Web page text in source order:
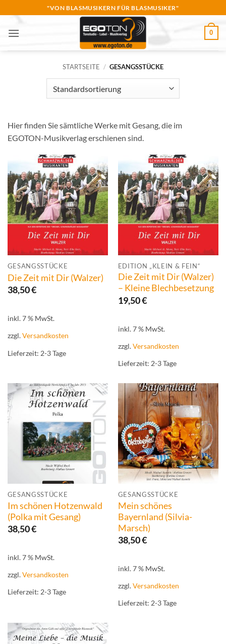
Inhalt
springen
"VON BLASMUSIKERN FÜR BLASMUSIKER"
0
STARTSEITE / GESANGSSTÜCKE
Hier finden Sie sämtliche Werke mit Gesang, die im
EGOTON-Musikverlag erschienen sind.
GESANGSSTÜCKE
Die Zeit mit Dir (Walzer)
38,50€
inkl. 7 % MwSt.
zzgl.Versandkosten
Lieferzeit: 2-3 Tage
EDITION „KLEIN & FEIN“
Die Zeit mit Dir (Walzer)
– Kleine Blechbesetzung
19,50€
inkl. 7 % MwSt.
zzgl.Versandkosten
Lieferzeit: 2-3 Tage
GESANGSSTÜCKE
Im schönen Hotzenwald
(Polka mit Gesang)
38,50€
inkl. 7 % MwSt.
zzgl.Versandkosten
Lieferzeit: 2-3 Tage
GESANGSSTÜCKE
Mein schönes
Bayernland (Silvia-
Marsch)
38,50€
inkl. 7 % MwSt.
zzgl.Versandkosten
Lieferzeit: 2-3 Tage